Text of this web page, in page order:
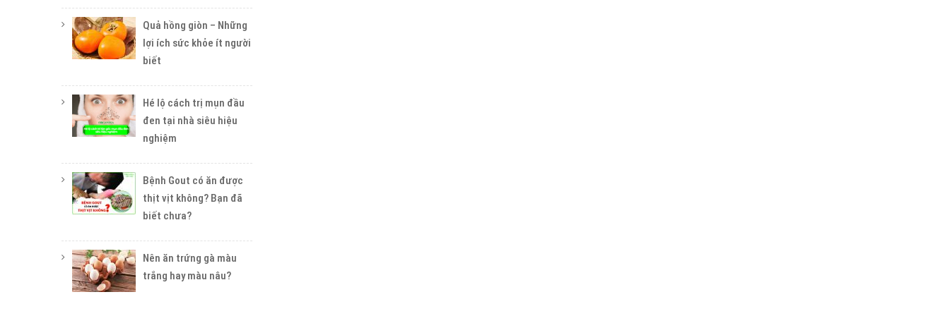
Quả hồng giòn – Những
lợi ích sức khỏe ít người
biết
Hé lộ cách trị mụn đầu
đen tại nhà siêu hiệu
nghiệm
Bệnh Gout có ăn được
thịt vịt không? Bạn đã
biết chưa?
Nên ăn trứng gà màu
trắng hay màu nâu?